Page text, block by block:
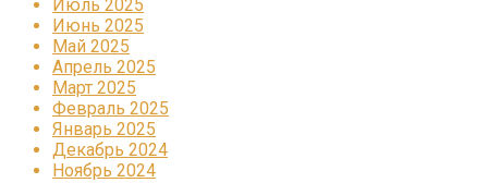
Июль 2025
Июнь 2025
Май 2025
Апрель 2025
Март 2025
Февраль 2025
Январь 2025
Декабрь 2024
Ноябрь 2024